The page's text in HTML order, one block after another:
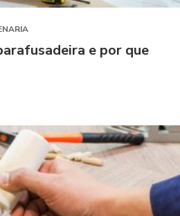
e por que